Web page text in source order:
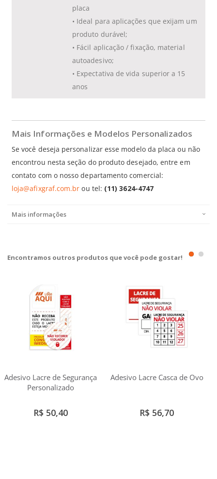
placa
• Ideal para aplicações que exijam um
produto durável;
• Fácil aplicação / fixação, material
autoadesivo;
• Expectativa de vida superior a 15
anos
Mais Informações e Modelos Personalizados
Se você deseja personalizar esse modelo da placa ou não
encontrou nesta seção do produto desejado, entre em
contato com o nosso departamento comercial:
loja@afixgraf.com.br ou tel: (11) 3624-4747
Mais informações
Encontramos outros produtos que você pode gostar!
Adesivo Lacre de Segurança
Personalizado
R$ 50,40
Adesivo Lacre Casca de Ovo
R$ 56,70